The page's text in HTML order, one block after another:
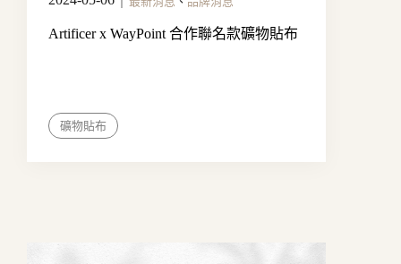
Artificer x WayPoint 合作聯名款礦物貼布
礦物貼布